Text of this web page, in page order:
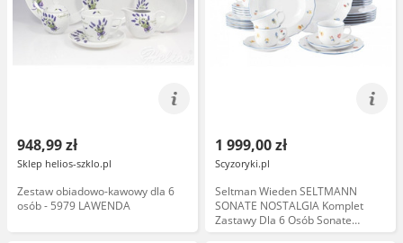
948,99 zł
Sklep helios-szklo.pl
Zestaw obiadowo-kawowy dla 6
osób - 5979 LAWENDA
1 999,00 zł
Scyzoryki.pl
Seltman Wieden SELTMANN
SONATE NOSTALGIA Komplet
Zastawy Dla 6 Osób Sonate
Nostalgia